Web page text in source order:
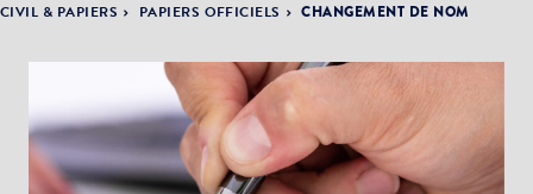
LA VILLE
DÉMOCRATIE
PARTICIPATIVE
CIVIL & PAPIERS
PAPIERS OFFICIELS CHANGEMENT DE NOM